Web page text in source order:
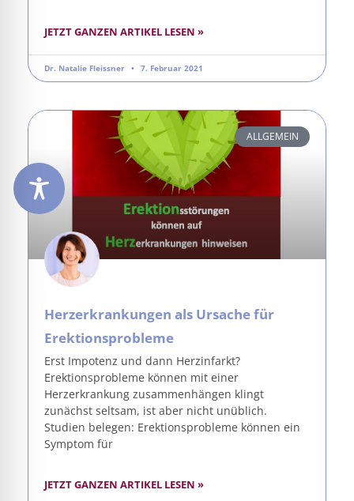
JETZT GANZEN ARTIKEL LESEN »
Dr. Natalie Fleissner 7. Februar 2021
ALLGEMEIN
Herzerkrankungen als Ursache für
Erektionsprobleme
Erst Impotenz und dann Herzinfarkt?
Erektionsprobleme können mit einer
Herzerkrankung zusammenhängen klingt
zunächst seltsam, ist aber nicht unüblich.
Studien belegen: Erektionsprobleme können ein
Symptom für
JETZT GANZEN ARTIKEL LESEN »